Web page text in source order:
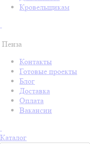
Кровельщикам
Пенза
Контакты
Готовые проекты
Блог
Доставка
Оплата
Вакансии
Каталог